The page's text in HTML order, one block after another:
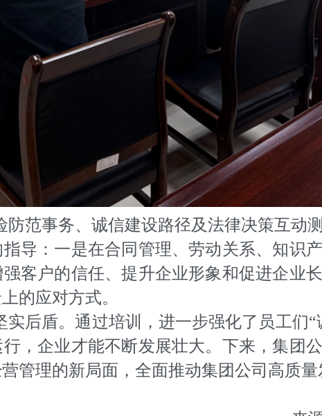
防范事务、诚信建设路径及法律决策互动
导：一是在合同管理、劳动关系、知识
客户的信任、提升企业形象和促进企业
的应对方式。
后盾。通过培训，进一步强化了员工们
，企业才能不断发展壮大。下来，集团
管理的新局面，全面推动集团公司高质量